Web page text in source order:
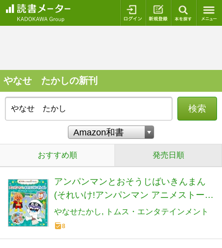
ログイン 新規登録
やなせ たかしの新刊
検索
おすすめ順 発売日順
アンパンマンとおそうじばいきんまん
(それいけ!アンパンマン アニメストーリ
ーズ 8)
やなせたかし トムス・エンタテインメント
8